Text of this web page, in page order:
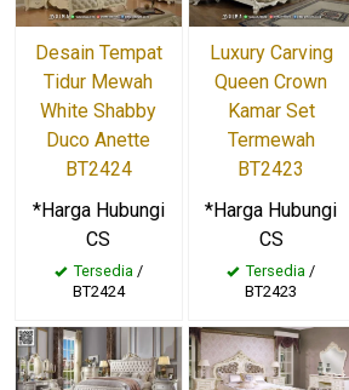
Desain Tempat
Tidur Mewah
White Shabby
Duco Anette
BT2424
*Harga Hubungi
CS
Tersedia/
BT2424
Luxury Carving
Queen Crown
Kamar Set
Termewah
BT2423
*Harga Hubungi
CS
Tersedia /
BT2423